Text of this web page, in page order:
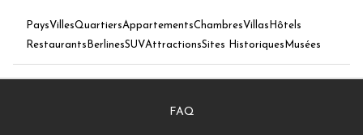
PaysVillesQuartiersAppartementsChambresVillas Hôtels
Restaurants BerlinesSUVAttractionsSites Historiques Musées
FAQ